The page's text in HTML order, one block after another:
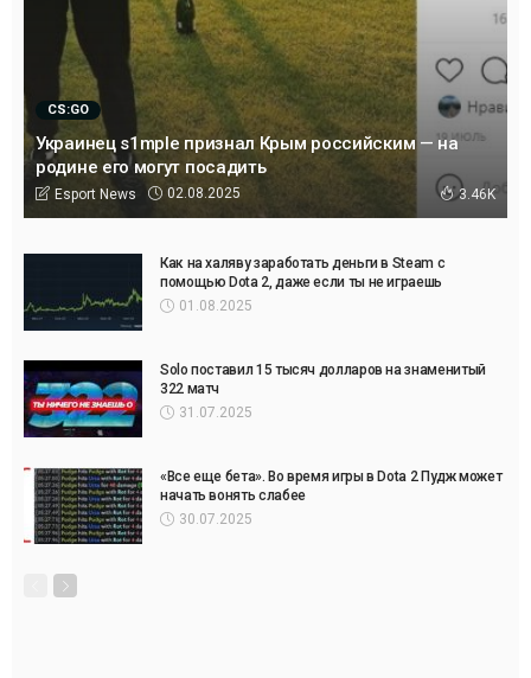
CS:GO
Украинец s1mple признал Крым российским — на
родине его могут посадить
Esport News 02.08.2025 3.46K
Как на халяву заработать деньги в Steam с
помощью Dota 2, даже если ты не играешь
01.08.2025
Solo поставил 15 тысяч долларов на знаменитый
322 матч
31.07.2025
«Все еще бета». Во время игры в Dota 2 Пудж может
начать вонять слабее
30.07.2025